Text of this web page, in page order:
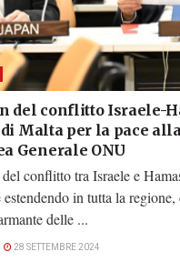
del conflitto Israele-
Malta per la pace
Generale ONU
del conflitto tra Israele e
estendendo in tutta la
delle ...
28 SETTEMBRE 2024